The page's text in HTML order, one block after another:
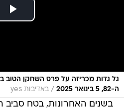
גל גדות מכריזה על פרס השחקן הטוב
ה-82, 5 בינואר 2025
/ באדיבות yes
בשנים האחרונות, בטח סביב